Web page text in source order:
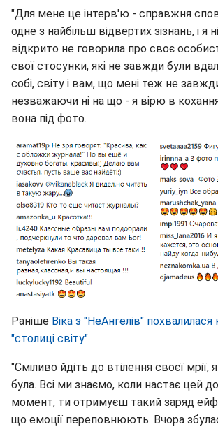
"Для мене це інтерв'ю - справжня
одне з найбільш відвертих зізнань, і я
відкрито не говорила про своє
свої стосунки, які не завжди були
собі, світу і вам, що мені теж не
незважаючи ні на що - я вірю в
вона під фото.
Раніше Віка з "НеАнгелів"
"столиці світу".
"Сміливо йдіть до втілення своєї
була. Всі ми знаємо, коли настає цей
момент, ти отримуєш такий заряд
що емоції переповнюють. Вчора